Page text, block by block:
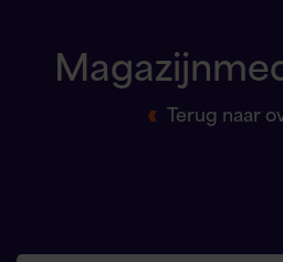
Terug naar